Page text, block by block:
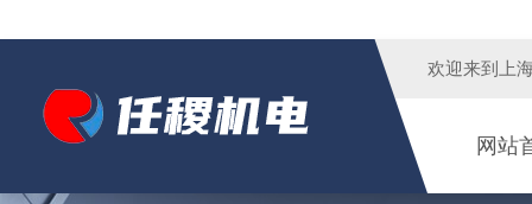
欢迎来到 上
网站